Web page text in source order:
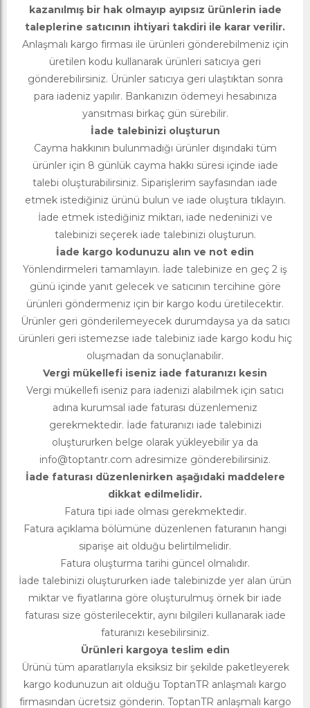
kazanılmış bir hak olmayıp ayıpsız ürünlerin iade
taleplerine satıcının ihtiyari takdiri ile karar verilir.
Anlaşmalı kargo firması ile ürünleri gönderebilmeniz için
üretilen kodu kullanarak ürünleri satıcıya geri
gönderebilirsiniz. Ürünler satıcıya geri ulaştıktan sonra
para iadeniz yapılır. Bankanızın ödemeyi hesabınıza
yansıtması birkaç gün sürebilir.
İade talebinizi oluşturun
Cayma hakkının bulunmadığı ürünler dışındaki tüm
ürünler için 8 günlük cayma hakkı süresi içinde iade
talebi oluşturabilirsiniz. Siparişlerim sayfasından iade
etmek istediğiniz ürünü bulun ve iade oluştura tıklayın.
İade etmek istediğiniz miktarı, iade nedeninizi ve
talebinizi seçerek iade talebinizi oluşturun.
İade kargo kodunuzu alın ve not edin
Yönlendirmeleri tamamlayın. İade talebinize en geç 2 iş
günü içinde yanıt gelecek ve satıcının tercihine göre
ürünleri göndermeniz için bir kargo kodu üretilecektir.
Ürünler geri gönderilemeyecek durumdaysa ya da satıcı
ürünleri geri istemezse iade talebiniz iade kargo kodu hiç
oluşmadan da sonuçlanabilir.
Vergi mükellefi iseniz iade faturanızı kesin
Vergi mükellefi iseniz para iadenizi alabilmek için satıcı
adına kurumsal iade faturası düzenlemeniz
gerekmektedir. İade faturanızı iade talebinizi
oluştururken belge olarak yükleyebilir ya da
info@toptantr.com adresimize gönderebilirsiniz.
İade faturası düzenlenirken aşağıdaki maddelere
dikkat edilmelidir.
Fatura tipi iade olması gerekmektedir.
Fatura açıklama bölümüne düzenlenen faturanın hangi
siparişe ait olduğu belirtilmelidir.
Fatura oluşturma tarihi güncel olmalıdır.
İade talebinizi oluştururken iade talebinizde yer alan ürün
miktar ve fiyatlarına göre oluşturulmuş örnek bir iade
faturası size gösterilecektir, aynı bilgileri kullanarak iade
faturanızı kesebilirsiniz.
Ürünleri kargoya teslim edin
Ürünü tüm aparatlarıyla eksiksiz bir şekilde paketleyerek
kargo kodunuzun ait olduğu ToptanTR anlaşmalı kargo
firmasından ücretsiz gönderin. ToptanTR anlaşmalı kargo